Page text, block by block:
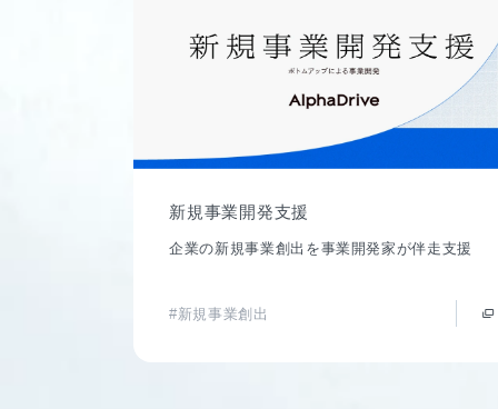
新規事業開発支援
企業の新規事業創出を事業開発家が伴走支援
#新規事業創出